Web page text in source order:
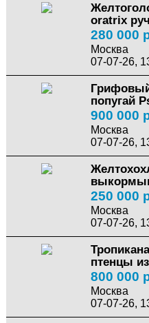
oratrix
280 000
Москва
07-07-26,
попугай
900 000
Москва
07-07-26,
250 000
Москва
07-07-26,
птенцы
800 000
Москва
07-07-26,